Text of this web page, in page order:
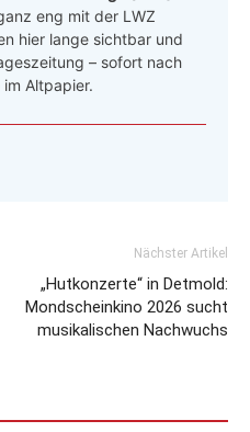
eng mit der LWZ
hier lange sichtbar und
– sofort nach
Altpapier.
Nächster Artikel
„Hutkonzerte“ in Detmold:
Mondscheinkino 2026 sucht
musikalischen Nachwuchs